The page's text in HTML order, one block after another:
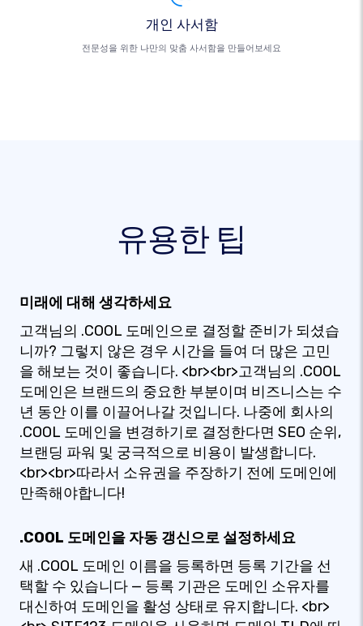
개인 사서함
전문성을 위한 나만의 맞춤 사서함을 만들어보세요
유용한 팁
미래에 대해 생각하세요
고객님의 .COOL 도메인으로 결정할 준비가 되셨습
니까? 그렇지 않은 경우 시간을 들여 더 많은 고민
을 해보는 것이 좋습니다. <br><br>고객님의 .COOL
도메인은 브랜드의 중요한 부분이며 비즈니스는 수
년 동안 이를 이끌어나갈 것입니다. 나중에 회사의
.COOL 도메인을 변경하기로 결정한다면 SEO 순위,
브랜딩 파워 및 궁극적으로 비용이 발생합니다.
<br><br>따라서 소유권을 주장하기 전에 도메인에
만족해야합니다!
.COOL 도메인을 자동 갱신으로 설정하세요
새 .COOL 도메인 이름을 등록하면 등록 기간을 선
택할 수 있습니다 — 등록 기관은 도메인 소유자를
대신하여 도메인을 활성 상태로 유지합니다. <br>